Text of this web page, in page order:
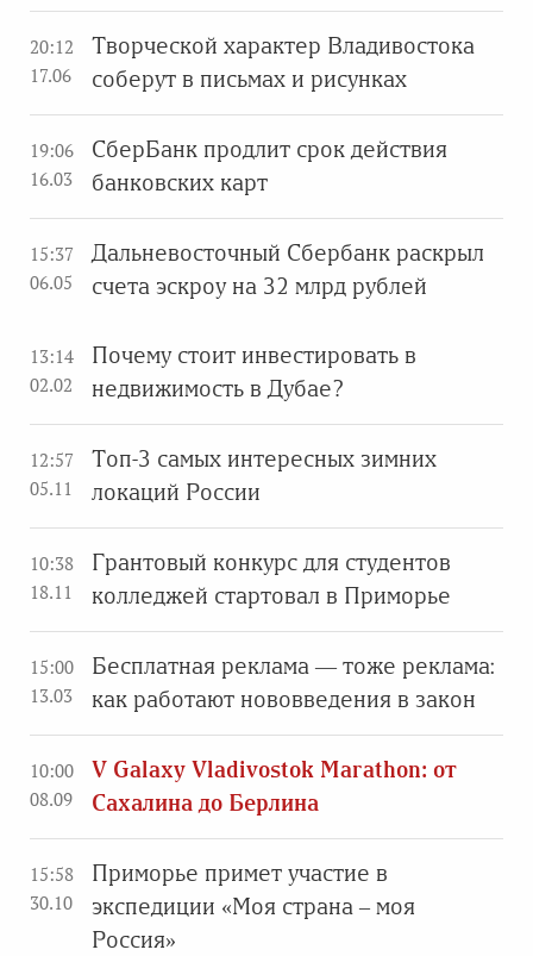
20:12
17.06
Творческой характер Владивостока
соберут в письмах и рисунках
19:06
16.03
СберБанк продлит срок действия
банковских карт
15:37
06.05
Дальневосточный Сбербанк раскрыл
счета эскроу на 32 млрд рублей
13:14
02.02
Почему стоит инвестировать в
недвижимость в Дубае?
12:57
05.11
Топ-3 самых интересных зимних
локаций России
10:38
18.11
Грантовый конкурс для студентов
колледжей стартовал в Приморье
15:00
13.03
Бесплатная реклама — тоже реклама:
как работают нововведения в закон
10:00
08.09
V Galaxy Vladivostok Marathon: от
Сахалина до Берлина
15:58
30.10
Приморье примет участие в
экспедиции «Моя страна – моя
Россия»